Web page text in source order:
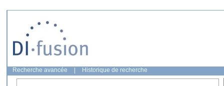
Recherche avancée Historique de recherche